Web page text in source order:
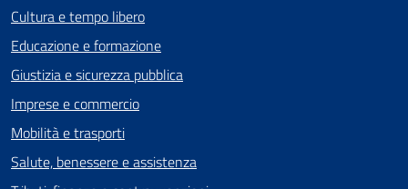
Cultura e tempo libero
Educazione e formazione
Giustizia e sicurezza pubblica
Imprese e commercio
Mobilità e trasporti
Salute, benessere e assistenza